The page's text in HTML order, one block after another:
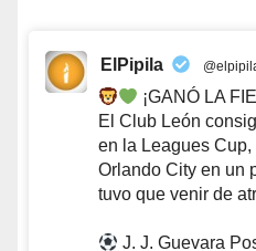
ElPipila
¡GANÓ LA
El Club León
en la Leagues Cup,
Orlando City en un
tuvo que venir de
J. J. Guevara